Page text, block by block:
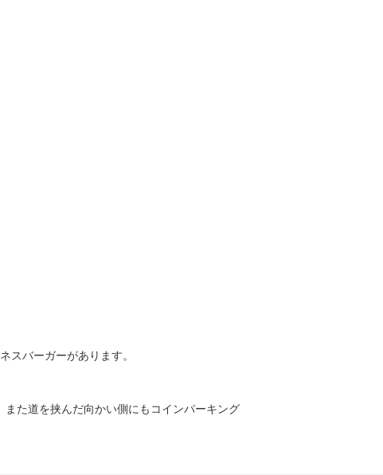
スバーガーがあります。
た道を挟んだ向かい側にもコインパーキング